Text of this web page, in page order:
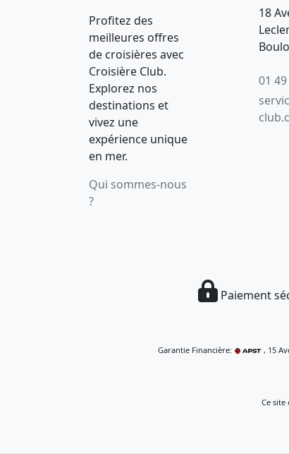
Profitez des
meilleures offres
de croisières avec
Croisière Club.
Explorez nos
destinations et
vivez une
expérience unique
en mer.
Qui sommes-nous
?
18
01
Paiement
Garantie Financière:
, 15
Ce site